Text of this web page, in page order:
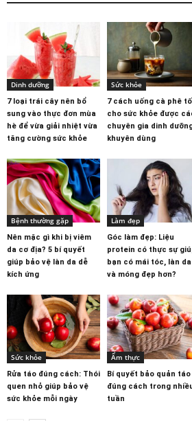
Dinh dưỡng
7 loại trái cây nên bổ
sung vào thực đơn mùa
hè để vừa giải nhiệt vừa
tăng cường sức khỏe
Sức khỏe
7 cách uống cà phê
cho sức khỏe được
chuyên gia dinh
khuyên dùng
Bệnh thường gặp
Nên mặc gì khi bị viêm
da cơ địa? 5 bí quyết
giúp bảo vệ làn da dễ
kích ứng
Làm đẹp
Góc làm đẹp: Liệu
protein có thực sự
bạn có mái tóc, làn da
và móng đẹp hơn?
Sức khỏe
Rửa táo đúng cách: Thói
quen nhỏ giúp bảo vệ
sức khỏe mỗi ngày
Ẩm thực
Bí quyết bảo quản táo
đúng cách trong
tuần